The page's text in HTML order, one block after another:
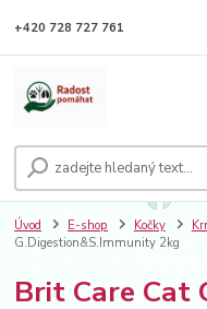
+420 728 727 761
Úvod E-shop Kočky
G.Digestion&S.Immunity 2kg
Brit Care Cat